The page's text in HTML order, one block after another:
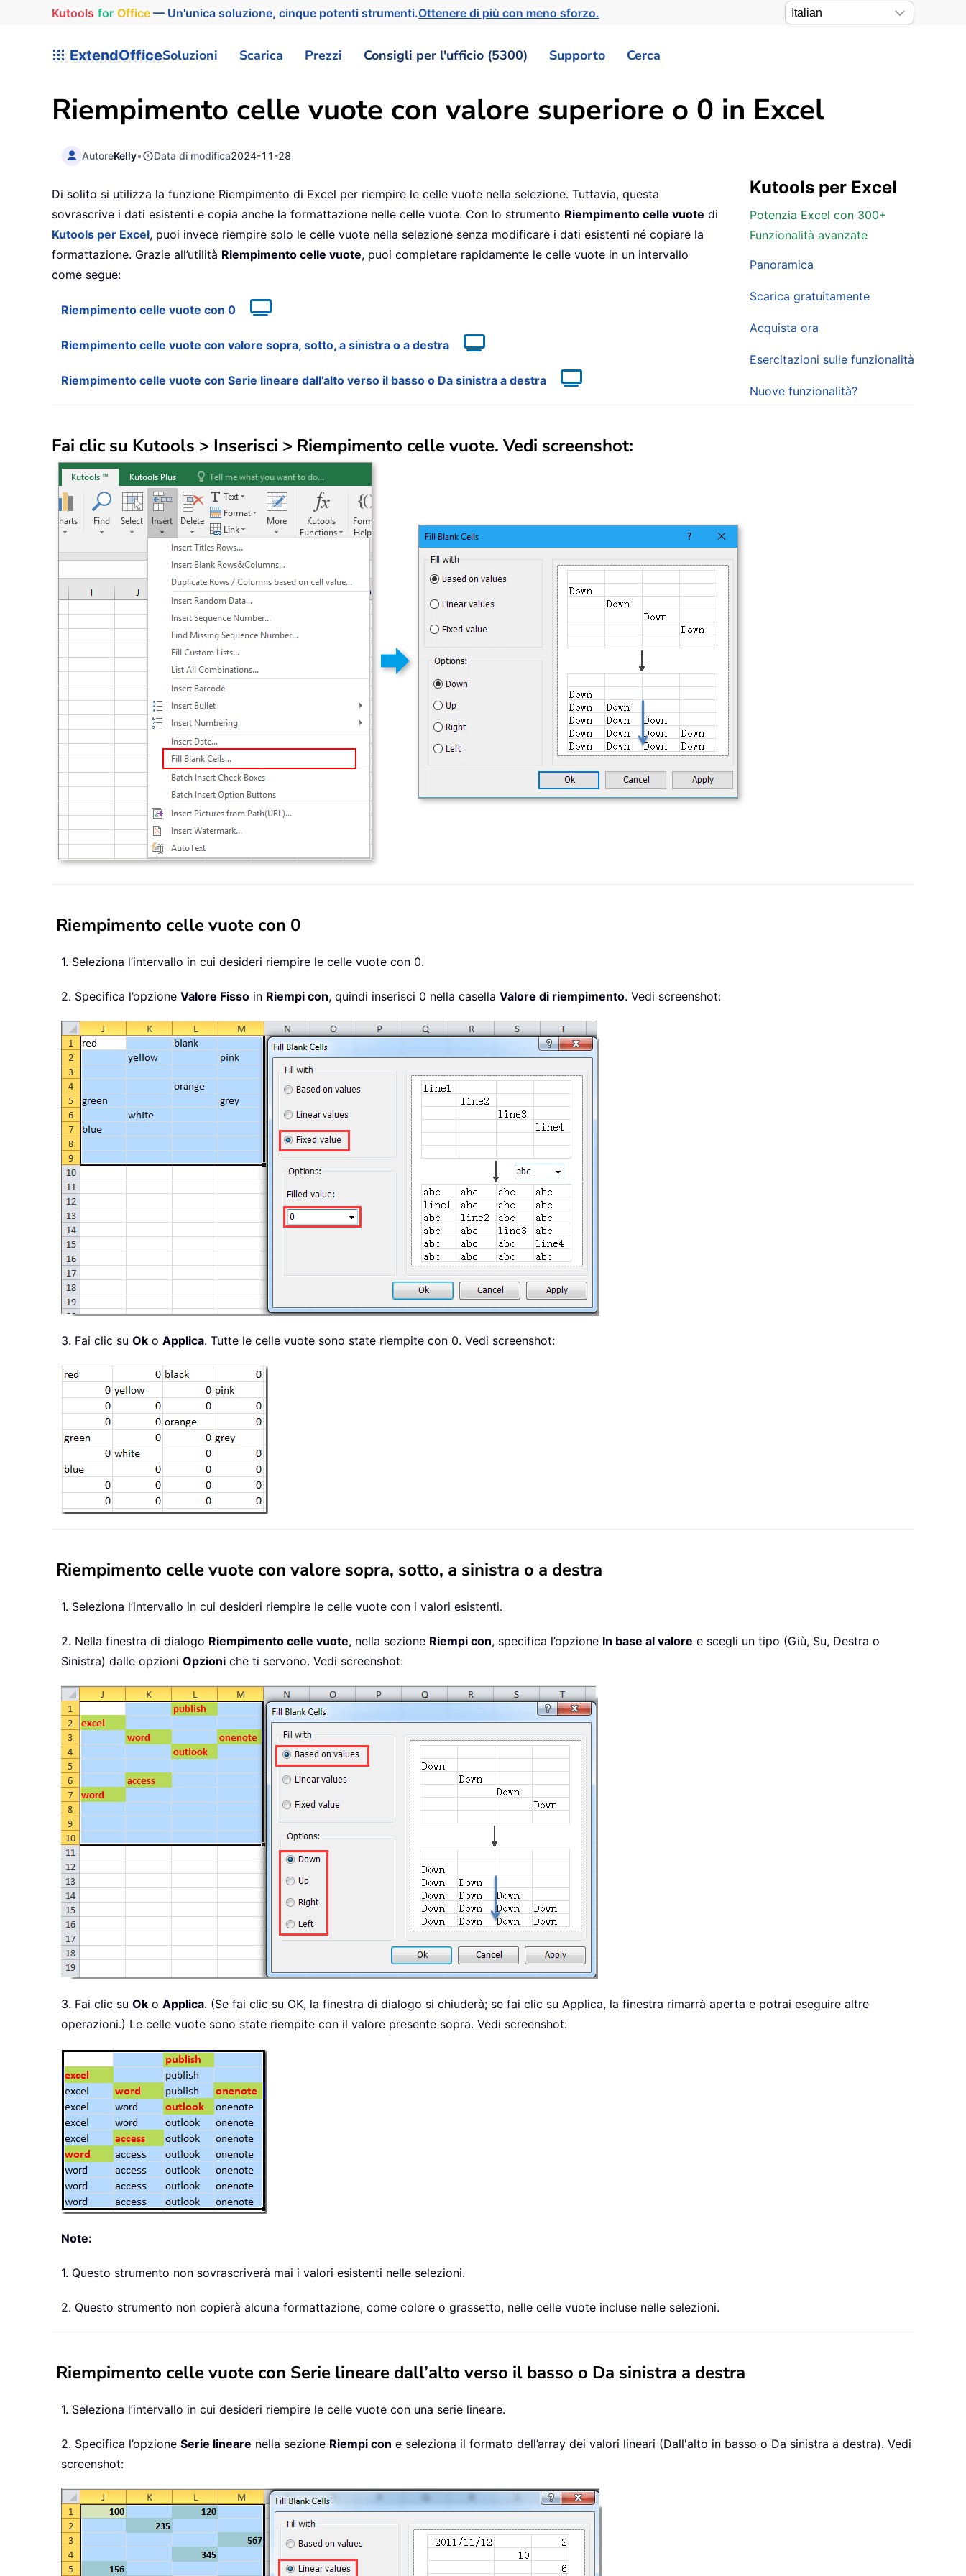
Kutools for Office— Un'unica soluzione, cinque potenti strumenti.Ottenere di più con meno sforzo.
ExtendOfficeSoluzioni Scarica Prezzi Consigli per l'ufficio (5300) Supporto Cerca
Riempimento celle vuote con valore superiore o 0 in Excel
AutoreKelly• Data di modifica2024-11-28
Kutools per Excel
Potenzia Excel con 300+
Funzionalità avanzate
Panoramica
Scarica gratuitamente
Acquista ora
Esercitazioni sulle funzionalità
Nuove funzionalità?
Di solito si utilizza la funzione Riempimento di Excel per riempire le celle vuote nella selezione. Tuttavia, questa
sovrascrive i dati esistenti e copia anche la formattazione nelle celle vuote. Con lo strumento Riempimento celle vuote di
Kutools per Excel, puoi invece riempire solo le celle vuote nella selezione senza modificare i dati esistenti né copiare la
formattazione. Grazie all’utilità Riempimento celle vuote, puoi completare rapidamente le celle vuote in un intervallo
come segue:
Riempimento celle vuote con 0
Riempimento celle vuote con valore sopra, sotto, a sinistra o a destra
Riempimento celle vuote con Serie lineare dall’alto verso il basso o Da sinistra a destra
Fai clic su Kutools > Inserisci > Riempimento celle vuote. Vedi screenshot:
Riempimento celle vuote con 0
1. Seleziona l’intervallo in cui desideri riempire le celle vuote con 0.
2. Specifica l’opzione Valore Fisso in Riempi con, quindi inserisci 0 nella casella Valore di riempimento. Vedi screenshot:
3. Fai clic su Ok o Applica. Tutte le celle vuote sono state riempite con 0. Vedi screenshot:
Riempimento celle vuote con valore sopra, sotto, a sinistra o a destra
1. Seleziona l’intervallo in cui desideri riempire le celle vuote con i valori esistenti.
2. Nella finestra di dialogo Riempimento celle vuote, nella sezione Riempi con, specifica l’opzione In base al valore e scegli un tipo (Giù, Su, Destra o
Sinistra) dalle opzioni Opzioni che ti servono. Vedi screenshot:
3. Fai clic su Ok o Applica. (Se fai clic su OK, la finestra di dialogo si chiuderà; se fai clic su Applica, la finestra rimarrà aperta e potrai eseguire altre
operazioni.) Le celle vuote sono state riempite con il valore presente sopra. Vedi screenshot:
Note:
1. Questo strumento non sovrascriverà mai i valori esistenti nelle selezioni.
2. Questo strumento non copierà alcuna formattazione, come colore o grassetto, nelle celle vuote incluse nelle selezioni.
Riempimento celle vuote con Serie lineare dall’alto verso il basso o Da sinistra a destra
1. Seleziona l’intervallo in cui desideri riempire le celle vuote con una serie lineare.
2. Specifica l’opzione Serie lineare nella sezione Riempi con e seleziona il formato dell’array dei valori lineari (Dall'alto in basso o Da sinistra a destra). Vedi
screenshot: